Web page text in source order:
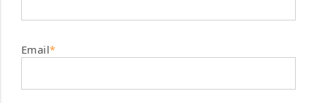
Email*